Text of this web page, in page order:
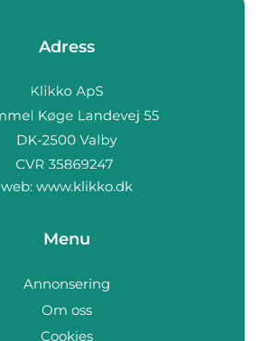
Adress
web: www.klikko.dk
Menu
Annonsering
Om oss
Cookies